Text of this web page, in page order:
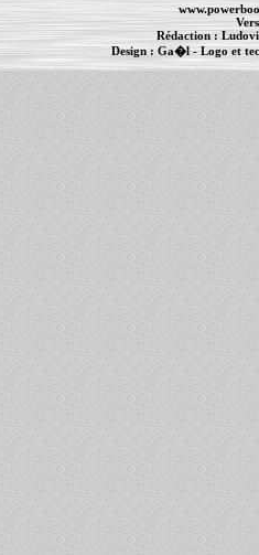
Rédaction :
Design :Ga�l- Logo et
PowerBook